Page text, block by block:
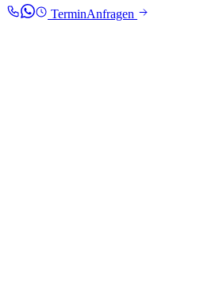
TerminAnfragen